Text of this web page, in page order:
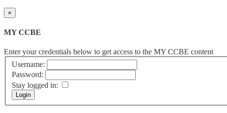
×
MY CCBE
Enter your credentials below to get access to the MY CCBE content
Username:
Password:
Stay logged in: